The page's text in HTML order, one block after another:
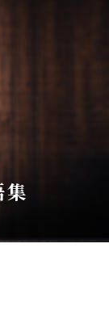
集